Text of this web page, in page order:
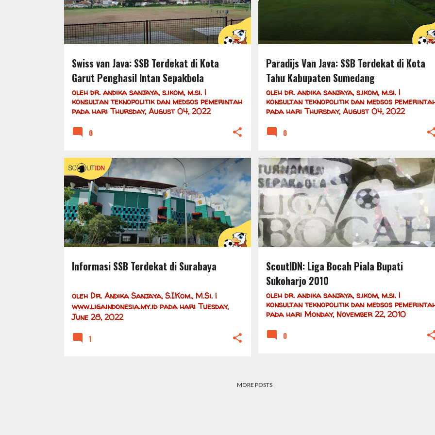
Swiss van Java: SSB Terdekat di Kota
Garut Penghasil Intan Sepakbola
oleh dr. andika sanjaya, s.ikom, m.si. |
konsultan teknopolitik dan medsos pemerintah
pada hariThursday, August 04, 2022
0
Paradijs Van Java: SSB Terdekat di Kota
Tahu Kabupaten Sumedang
oleh dr. andika sanjaya, s.ikom, m.si. |
konsultan teknopolitik dan medsos
pada hariThursday, August 04, 2022
0
Informasi SSB Terdekat di Surabaya
oleh Dr. Andika Sanjaya, S.IKom., M.Si. |
www.ligaindonesia.my.id pada hariTuesday,
June 28, 2022
DAFTAR SSB JAWA SSB SSB DI JAWA TIMUR
1
ScoutIDN: Liga Bocah Piala Bupati
Sukoharjo 2010
oleh dr. andika sanjaya, s.ikom, m.si. |
konsultan teknopolitik dan medsos
pada hari Monday, November 22, 2010
BERITA DAFTAR SSB JAWA +2
0
MORE POSTS